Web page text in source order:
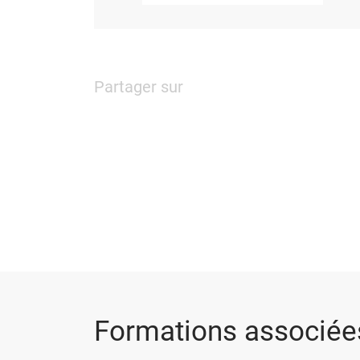
Partager sur
Formations